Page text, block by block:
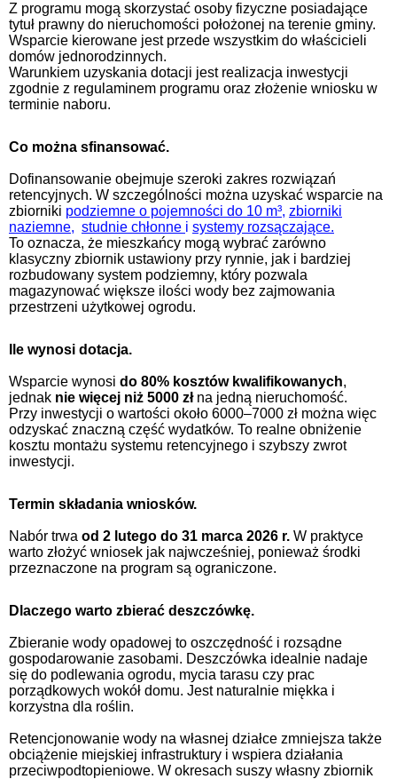
Z programu mogą skorzystać osoby fizyczne posiadające
tytuł prawny do nieruchomości położonej na terenie gminy.
Wsparcie kierowane jest przede wszystkim do właścicieli
domów jednorodzinnych.
Warunkiem uzyskania dotacji jest realizacja inwestycji
zgodnie z regulaminem programu oraz złożenie wniosku w
terminie naboru.
Co można sfinansować.
Dofinansowanie obejmuje szeroki zakres rozwiązań
retencyjnych. W szczególności można uzyskać wsparcie na
zbiorniki podziemne o pojemności do 10 m³, zbiorniki
naziemne, studnie chłonne i systemy rozsączające.
To oznacza, że mieszkańcy mogą wybrać zarówno
klasyczny zbiornik ustawiony przy rynnie, jak i bardziej
rozbudowany system podziemny, który pozwala
magazynować większe ilości wody bez zajmowania
przestrzeni użytkowej ogrodu.
Ile wynosi dotacja.
Wsparcie wynosi do 80% kosztów kwalifikowanych,
jednak nie więcej niż 5000 złna jedną nieruchomość.
Przy inwestycji o wartości około 6000–7000 zł można więc
odzyskać znaczną część wydatków. To realne obniżenie
kosztu montażu systemu retencyjnego i szybszy zwrot
inwestycji.
Termin składania wniosków.
Nabór trwa od 2 lutego do 31 marca 2026 r. W praktyce
warto złożyć wniosek jak najwcześniej, ponieważ środki
przeznaczone na program są ograniczone.
Dlaczego warto zbierać deszczówkę.
Zbieranie wody opadowej to oszczędność i rozsądne
gospodarowanie zasobami. Deszczówka idealnie nadaje
się do podlewania ogrodu, mycia tarasu czy prac
porządkowych wokół domu. Jest naturalnie miękka i
korzystna dla roślin.
Retencjonowanie wody na własnej działce zmniejsza także
obciążenie miejskiej infrastruktury i wspiera działania
przeciwpodtopieniowe. W okresach suszy własny zbiornik